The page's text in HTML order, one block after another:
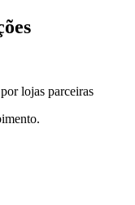
lojas parceiras